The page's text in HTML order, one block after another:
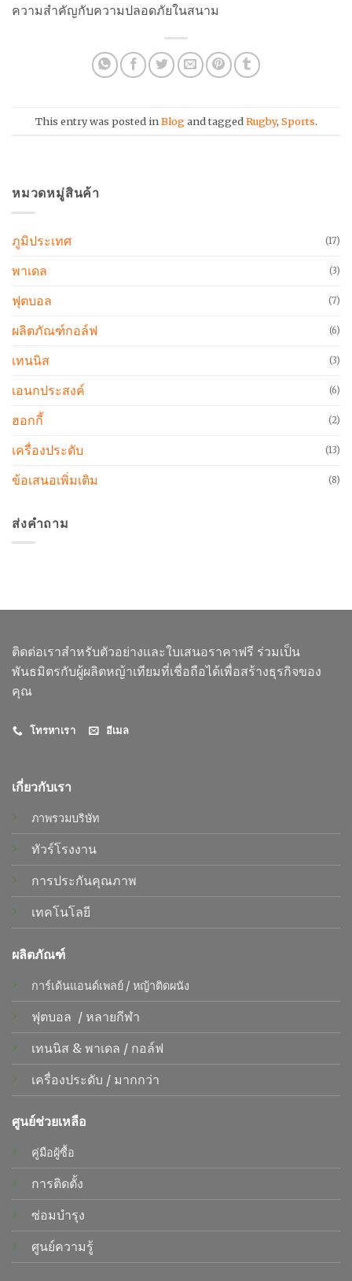
ความสำคัญกับความปลอดภัยในสนาม
This entry was posted inBlogand taggedRugby, Sports.
หมวดหมู่สินค้า
ภูมิประเทศ (17)
พาเดล (3)
ฟุตบอล (7)
ผลิตภัณฑ์กอล์ฟ (6)
เทนนิส (3)
เอนกประสงค์ (6)
ฮอกกี้ (2)
เครื่องประดับ (13)
ข้อเสนอเพิ่มเติม (8)
ส่งคำถาม
ติดต่อเราสำหรับตัวอย่างและใบเสนอราคาฟรี ร่วมเป็น
พันธมิตรกับผู้ผลิตหญ้าเทียมที่เชื่อถือได้เพื่อสร้างธุรกิจของ
คุณ
โทรหาเรา อีเมล
เกี่ยวกับเรา
ภาพรวมบริษัท
ทัวร์โรงงาน
การประกันคุณภาพ
เทคโนโลยี
ผลิตภัณฑ์
การ์เด้นแอนด์เพลย์/ หญ้าติดผนัง
ฟุตบอล / หลายกีฬา
เทนนิส & พาเดล / กอล์ฟ
เครื่องประดับ / มากกว่า
ศูนย์ช่วยเหลือ
คู่มือผู้ซื้อ
การติดตั้ง
ซ่อมบำรุง
ศูนย์ความรู้